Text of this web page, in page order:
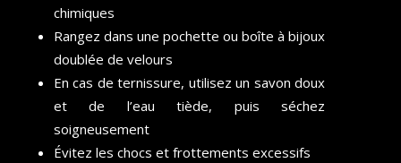
chimiques
Rangez dans une pochette ou boîte à bijoux
doublée de velours
En cas de ternissure, utilisez un savon doux
et de l’eau tiède, puis séchez
soigneusement
Évitez les chocs et frottements excessifs